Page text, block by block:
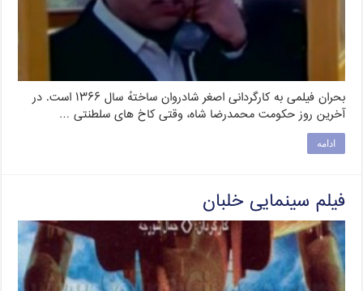
بحران فیلمی به کارگردانی اصغر شادروان ساختهٔ سال ۱۳۶۶ است. در
آخرین روز حکومت محمدرضا شاه، وقتی کاخ های سلطنتی …
ادامه
فیلم سینمایی خلبان